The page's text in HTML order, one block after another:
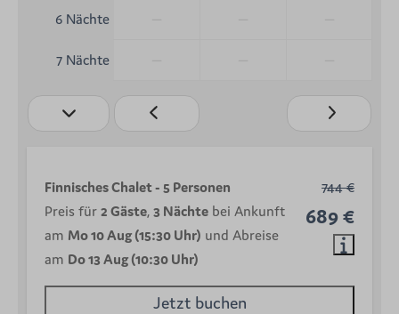
6 Nächte
7 Nächte
744 €
689 €
Finnisches Chalet - 5 Personen
Preis für 2 Gäste, 3 Nächte bei Ankunft
am Mo 10 Aug (15:30 Uhr) und Abreise
am Do 13 Aug (10:30 Uhr)
Jetzt buchen